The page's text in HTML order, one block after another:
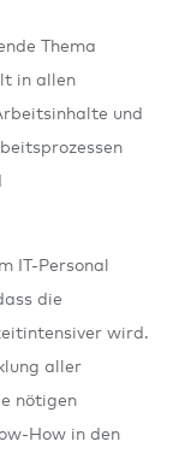
Thema
in allen
und
IT-Personal
die
wird.
aller
nötigen
How in den